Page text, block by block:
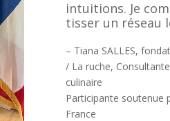
intuitions. Je
tisser un réseau
– Tiana SALLES,
/ La ruche,
culinaire
Participante soutenue
France